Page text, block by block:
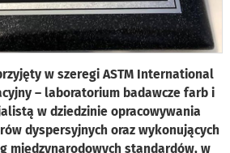
w szeregi ASTM International
– laboratorium badawcze farb i
w dziedzinie opracowywania
dyspersyjnych oraz wykonujących
międzynarodowych standardów, w